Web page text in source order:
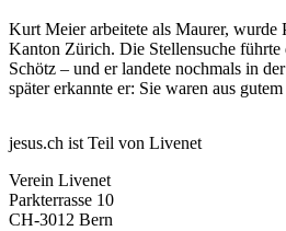
Kurt Meier arbeitete als Maurer, wurde
Kanton Zürich. Die Stellensuche
Schötz – und er landete nochmals in
später erkannte er: Sie waren aus
jesus.ch ist Teil von Livenet
Verein Livenet
Parkterrasse 10
CH-3012 Bern